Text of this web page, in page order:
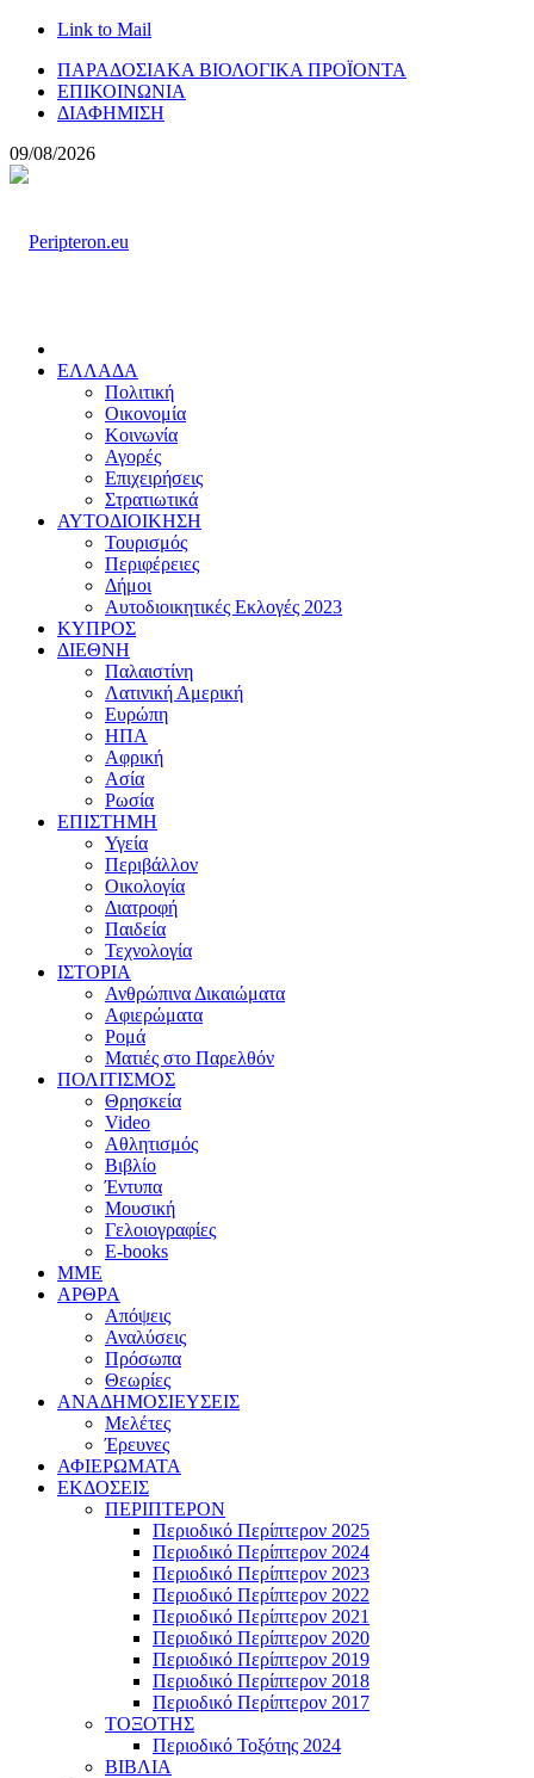
Link to Mail
ΠΑΡΑΔΟΣΙΑΚΑ ΒΙΟΛΟΓΙΚΑ ΠΡΟΪΟΝΤΑ
ΕΠΙΚΟΙΝΩΝΙΑ
ΔΙΑΦΗΜΙΣΗ
09/08/2026
ΕΛΛΑΔΑ
Πολιτική
Οικονομία
Κοινωνία
Αγορές
Επιχειρήσεις
Στρατιωτικά
ΑΥΤΟΔΙΟΙΚΗΣΗ
Τουρισμός
Περιφέρειες
Δήμοι
Αυτοδιοικητικές Εκλογές 2023
ΚΥΠΡΟΣ
ΔΙΕΘΝΗ
Παλαιστίνη
Λατινική Αμερική
Ευρώπη
ΗΠΑ
Αφρική
Ασία
Ρωσία
ΕΠΙΣΤΗΜΗ
Υγεία
Περιβάλλον
Οικολογία
Διατροφή
Παιδεία
Τεχνολογία
ΙΣΤΟΡΙΑ
Ανθρώπινα Δικαιώματα
Αφιερώματα
Ρομά
Ματιές στο Παρελθόν
ΠΟΛΙΤΙΣΜΟΣ
Θρησκεία
Video
Αθλητισμός
Βιβλίο
Έντυπα
Μουσική
Γελοιογραφίες
E-books
MME
ΑΡΘΡΑ
Απόψεις
Αναλύσεις
Πρόσωπα
Θεωρίες
ΑΝΑΔΗΜΟΣΙΕΥΣΕΙΣ
Μελέτες
Έρευνες
ΑΦΙΕΡΩΜΑΤΑ
ΕΚΔΟΣΕΙΣ
ΠΕΡΙΠΤΕΡΟΝ
Περιοδικό Περίπτερον 2025
Περιοδικό Περίπτερον 2024
Περιοδικό Περίπτερον 2023
Περιοδικό Περίπτερον 2022
Περιοδικό Περίπτερον 2021
Περιοδικό Περίπτερον 2020
Περιοδικό Περίπτερον 2019
Περιοδικό Περίπτερον 2018
Περιοδικό Περίπτερον 2017
ΤΟΞΟΤΗΣ
Περιοδικό Τοξότης 2024
ΒΙΒΛΙΑ